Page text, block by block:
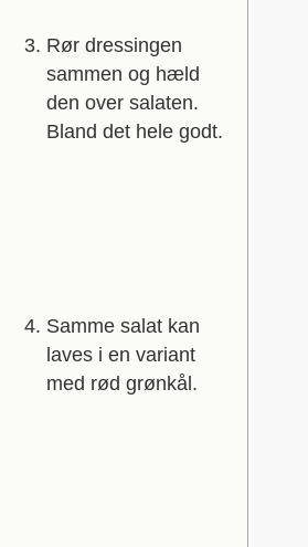
Rør dressingen
sammen og hæld
den over salaten.
Bland det hele godt.
Samme salat kan
laves i en variant
med rød grønkål.